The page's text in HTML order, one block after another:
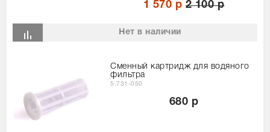
1 570 р 2 100 р
Нет в наличии
Сменный картридж для водяного
фильтра
5.731-050
680 р